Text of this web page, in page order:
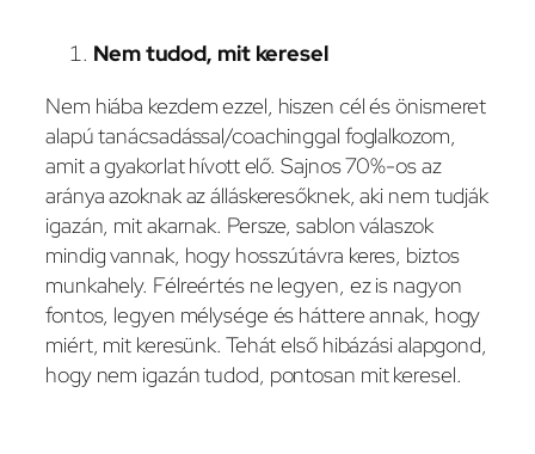
Nem tudod, mit keresel
Nem hiába kezdem ezzel, hiszen cél és önismeret
alapú tanácsadással/coachinggal foglalkozom,
amit a gyakorlat hívott elő. Sajnos 70%-os az
aránya azoknak az álláskeresőknek, aki nem tudják
igazán, mit akarnak. Persze, sablon válaszok
mindig vannak, hogy hosszútávra keres, biztos
munkahely. Félreértés ne legyen, ez is nagyon
fontos, legyen mélysége és háttere annak, hogy
miért, mit keresünk. Tehát első hibázási alapgond,
hogy nem igazán tudod, pontosan mit keresel.